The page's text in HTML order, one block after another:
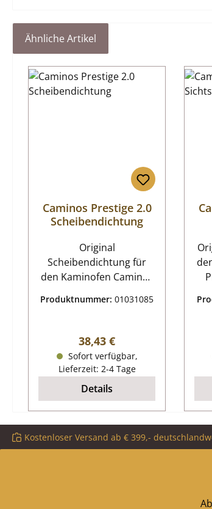
Ähnliche Artikel
Produktgalerie überspringen
Caminos Prestige 2.0
Scheibendichtung
Original
Scheibendichtung für
den Kaminofen Caminos
Prestige 2.0
Eckdaten: Dichtung,
Glasband Flachdichtung
Maße (B/H) 20 mm x 2
mm Länge 2,00 m
selbstklebend
Produktnummer:01031085
Regulärer Preis:
38,43 €
Sofort verfügbar,
Lieferzeit: 2-4 Tage
Details
Kostenloser Versand ab € 399,-